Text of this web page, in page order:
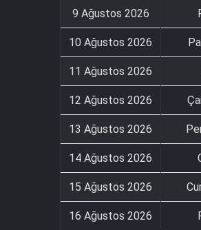
9 Ağustos 2026
10 Ağustos 2026
11 Ağustos 2026
12 Ağustos 2026
13 Ağustos 2026
14 Ağustos 2026
15 Ağustos 2026
16 Ağustos 2026